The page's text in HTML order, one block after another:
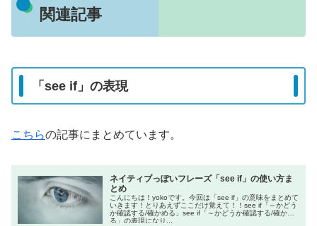
関連記事
「see if」の表現
こちらの記事にまとめています。
ネイティブっぽいフレーズ「see if」の使い方ま
とめ
こんにちは！yokoです。今回は「see if」の意味をまとめて
いきます！とりあえずここだけ覚えて！！see if「～かどう
か確認する/確かめる」see if「～かどうか確認する/確かめ
る」の表現になり...